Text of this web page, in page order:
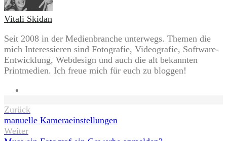
Vitali Skidan
Seit 2008 in der Medienbranche unterwegs. Themen die
mich Interessieren sind Fotografie, Videografie, Software-
Entwicklung, Webdesign und auch die alt bekannten
Printmedien. Ich freue mich für euch zu bloggen!
Beitragsnavigation
Zurück
manuelle Kameraeinstellungen
Weiter